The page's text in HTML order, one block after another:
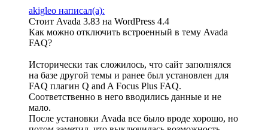
akigleo написал(а):
Стоит Avada 3.83 на WordPress 4.4
Как можно отключить встроенный в тему Avada
FAQ?
Исторически так сложилось, что сайт заполнялся
на базе другой темы и ранее был установлен для
FAQ плагин Q and A Focus Plus FAQ.
Соответственно в него вводились данные и не
мало.
После установки Avada все было вроде хорошо, но